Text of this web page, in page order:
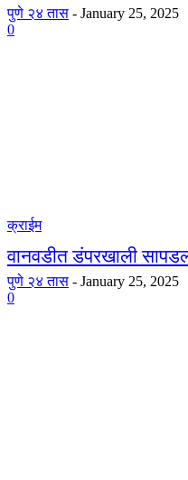
पुणे २४ तास - January 25, 2025
0
क्राईम
वानवडीत डंपरखाली
पुणे २४ तास - January 25, 2025
0